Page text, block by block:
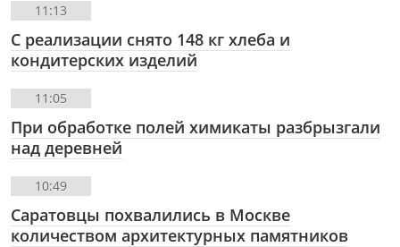
11:13
С реализации снято 148 кг хлеба и
кондитерских изделий
11:05
При обработке полей химикаты разбрызгали
над деревней
10:49
Саратовцы похвалились в Москве
количеством архитектурных памятников